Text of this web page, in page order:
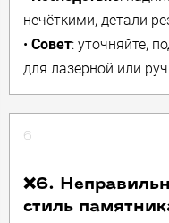
нечёткими, детали
• Совет: уточняйте,
для лазерной или
6
❌6.
стиль